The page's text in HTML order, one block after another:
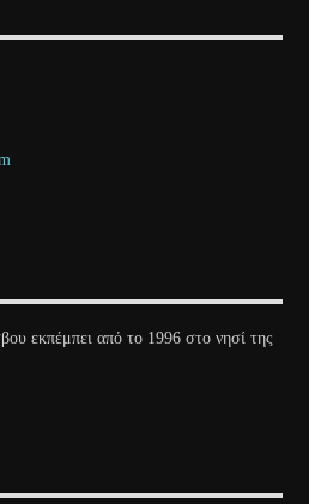
εκπέμπει από το 1996 στο νησί της